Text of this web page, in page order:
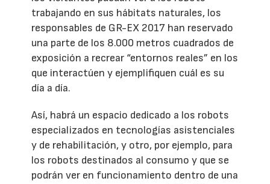
trabajando en sus hábitats naturales, los
responsables de GR-EX 2017 han reservado
una parte de los 8.000 metros cuadrados de
exposición a recrear “entornos reales” en los
que interactúen y ejemplifiquen cuál es su
día a día.
Así, habrá un espacio dedicado a los robots
especializados en tecnologías asistenciales
y de rehabilitación, y otro, por ejemplo, para
los robots destinados al consumo y que se
podrán ver en funcionamiento dentro de una